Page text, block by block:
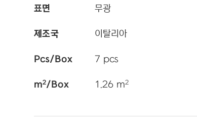
표면 무광
제조국 이탈리아
Pcs/Box 7 pcs
m2/Box 1.26 m2